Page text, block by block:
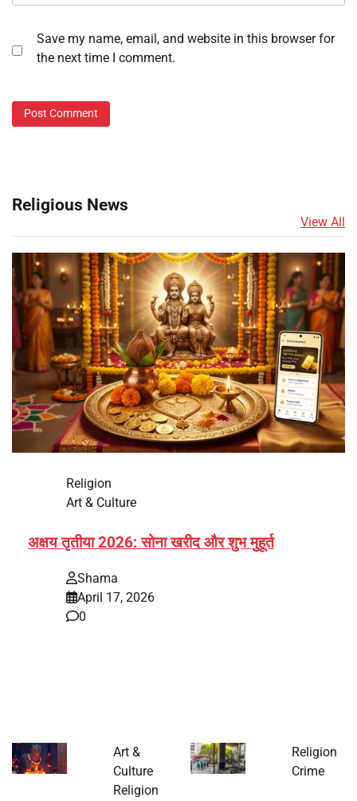
Save my name, email, and website in this browser for
the next time I comment.
Religious News
View All
Religion
Art & Culture
अक्षय तृतीया 2026: सोना खरीद और शुभ मुहूर्त
Shama
April 17, 2026
0
Art &
Culture
Religion
Religion
Crime